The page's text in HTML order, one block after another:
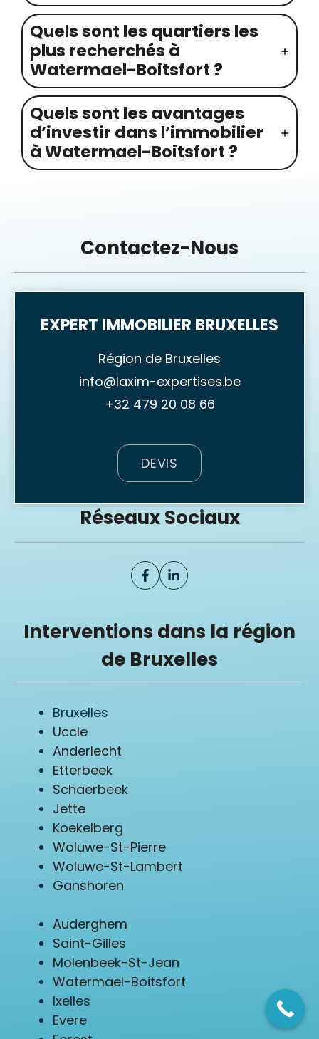
Quels sont les quartiers les
plus recherchés à
Watermael-Boitsfort ?
Quels sont les avantages
d’investir dans l’immobilier
à Watermael-Boitsfort ?
Réseaux Sociaux
Contactez-Nous
EXPERT IMMOBILIER BRUXELLES
Région de Bruxelles
info@laxim-expertises.be
+32 479 20 08 66
DEVIS
Interventions dans la région
de Bruxelles
Bruxelles
Uccle
Anderlecht
Etterbeek
Schaerbeek
Jette
Koekelberg
Woluwe-St-Pierre
Woluwe-St-Lambert
Ganshoren
Auderghem
Saint-Gilles
Molenbeek-St-Jean
Watermael-Boitsfort
Ixelles
Evere